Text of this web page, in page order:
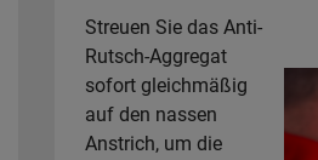
Streuen Sie das Anti-
Rutsch-Aggregat
sofort gleichmäßig
auf den nassen
Anstrich, um die